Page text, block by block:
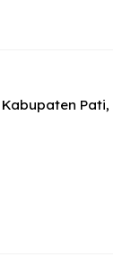
Pati,